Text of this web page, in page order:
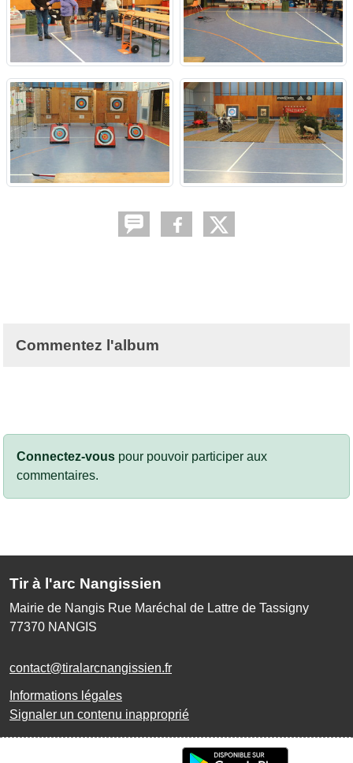
Commentez l'album
Connectez-vous pour pouvoir participer aux
commentaires.
Tir à l'arc Nangissien
Mairie de Nangis Rue Maréchal de Lattre de Tassigny
77370 NANGIS
contact@tiralarcnangissien.fr
Informations légales
Signaler un contenu inapproprié